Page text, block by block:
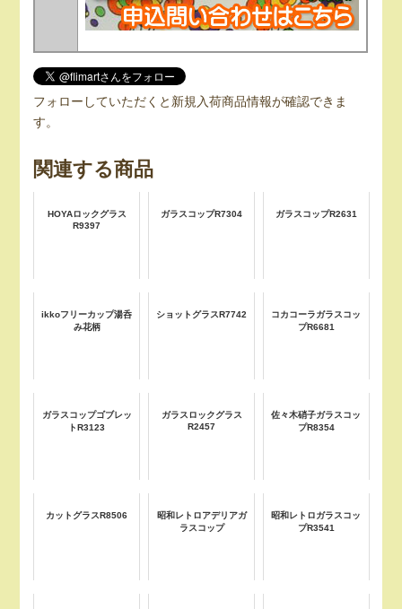
フォローしていただくと新規入荷商品情報が確認できま
す。
関連する商品
HOYAロックグラス
R9397
ガラスコップR7304 ガラスコップR2631
ikkoフリーカップ湯呑
み花柄
ショットグラスR7742
コカコーラガラスコッ
プR6681
ガラスコップゴブレッ
トR3123
ガラスロックグラス
R2457
佐々木硝子ガラスコッ
プR8354
カットグラスR8506
昭和レトロアデリアガ
ラスコップ
昭和レトロガラスコッ
プR3541